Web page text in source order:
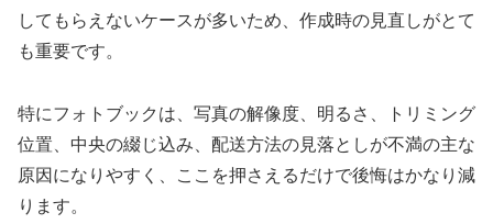
してもらえないケースが多いため、作成時の見直しがとて
も重要です。
特にフォトブックは、写真の解像度、明るさ、トリミング
位置、中央の綴じ込み、配送方法の見落としが不満の主な
原因になりやすく、ここを押さえるだけで後悔はかなり減
ります。